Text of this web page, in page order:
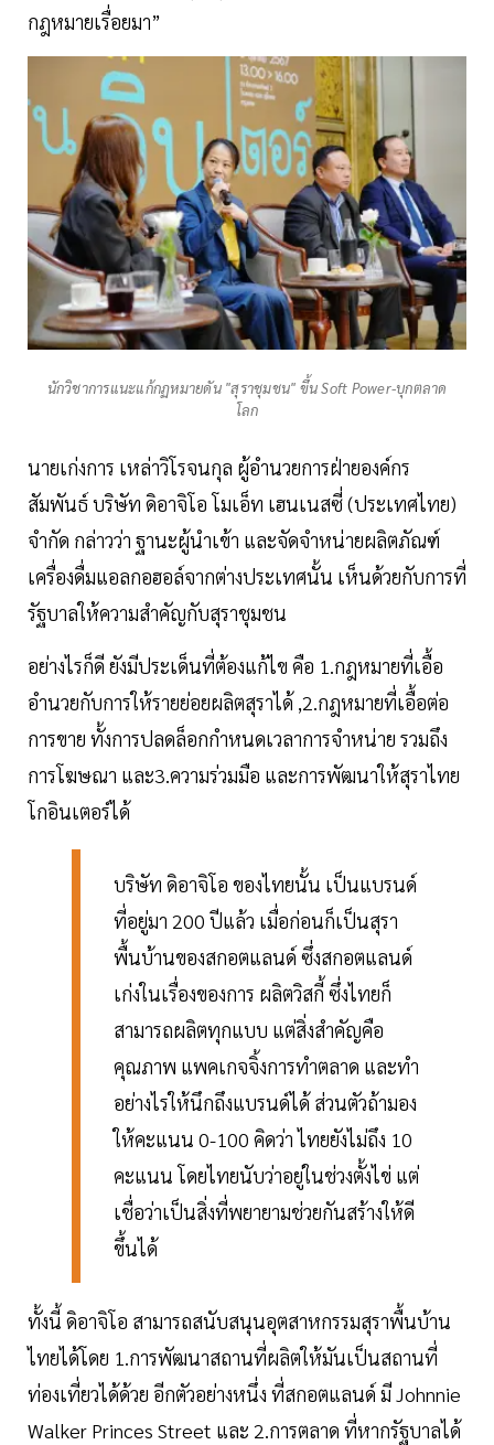
กฎหมายเรื่อยมา”
นักวิชาการแนะแก้กฏหมายดัน "สุราชุมชน" ขึ้น Soft Power-บุกตลาด
โลก
นายเก่งการ เหล่าวิโรจนกุล ผู้อำนวยการฝ่ายองค์กร
สัมพันธ์ บริษัท ดิอาจิโอ โมเอ็ท เฮนเนสซี่ (ประเทศไทย)
จํากัด กล่าวว่า ฐานะผู้นําเข้า และจัดจําหน่ายผลิตภัณฑ์
เครื่องดื่มแอลกอฮอล์จากต่างประเทศนั้น เห็นด้วยกับการที่
รัฐบาลให้ความสำคัญกับสุราชุมชน
อย่างไรก็ดี ยังมีประเด็นที่ต้องแก้ไข คือ 1.กฎหมายที่เอื้อ
อำนวยกับการให้รายย่อยผลิตสุราได้ ,2.กฎหมายที่เอื้อต่อ
การขาย ทั้งการปลดล็อกกำหนดเวลาการจำหน่าย รวมถึง
การโฆษณา และ3.ความร่วมมือ และการพัฒนาให้สุราไทย
โกอินเตอร์ได้
บริษัท ดิอาจิโอ ของไทยนั้น เป็นแบรนด์
ที่อยู่มา 200 ปีแล้ว เมื่อก่อนก็เป็นสุรา
พื้นบ้านของสกอตแลนด์ ซึ่งสกอตแลนด์
เก่งในเรื่องของการ ผลิตวิสกี้ ซึ่งไทยก็
สามารถผลิตทุกแบบ แต่สิ่งสำคัญคือ
คุณภาพ แพคเกจจิ้งการทำตลาด และทำ
อย่างไรให้นึกถึงแบรนด์ได้ ส่วนตัวถ้ามอง
ให้คะแนน 0-100 คิดว่า ไทยยังไม่ถึง 10
คะแนน โดยไทยนับว่าอยู่ในช่วงตั้งไข่ แต่
เชื่อว่าเป็นสิ่งที่พยายามช่วยกันสร้างให้ดี
ขึ้นได้
ทั้งนี้ ดิอาจิโอ สามารถสนับสนุนอุตสาหกรรมสุราพื้นบ้าน
ไทยได้โดย 1.การพัฒนาสถานที่ผลิตให้มันเป็นสถานที่
ท่องเที่ยวได้ด้วย อีกตัวอย่างหนึ่ง ที่สกอตแลนด์ มี Johnnie
Walker Princes Street และ 2.การตลาด ที่หากรัฐบาลได้